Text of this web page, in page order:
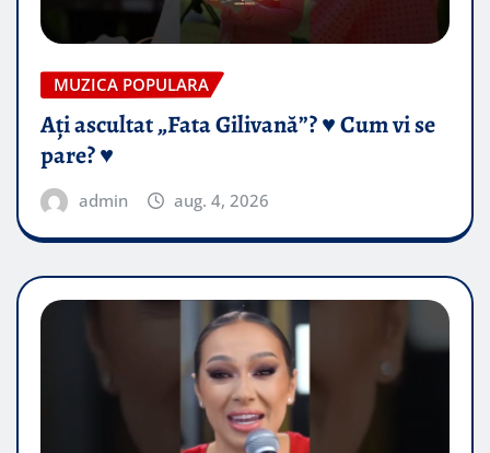
MUZICA POPULARA
Ați ascultat „Fata Gilivană”? ♥️ Cum vi se
pare? ♥️
admin aug. 4, 2026